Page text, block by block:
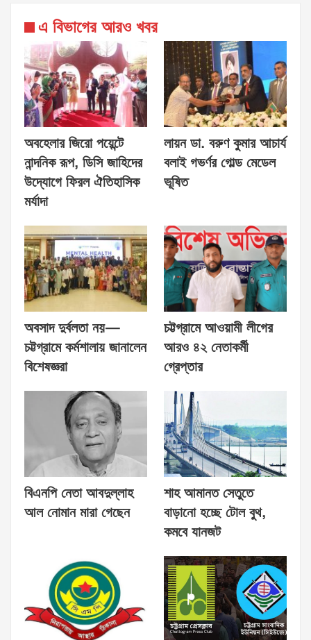
এ বিভাগের আরও খবর
অবহেলার জিরো পয়েন্টে
নান্দনিক রূপ, ডিসি জাহিদের
উদ্যোগে ফিরল ঐতিহাসিক
মর্যাদা
লায়ন ডা. বরুণ কুমার আচার্য
বলাই গভর্ণর গোল্ড মেডেল
ভূষিত
অবসাদ দুর্বলতা নয়—
চট্টগ্রামে কর্মশালায় জানালেন
বিশেষজ্ঞরা
চট্টগ্রামে আওয়ামী লীগের
আরও ৪২ নেতাকর্মী
গ্রেপ্তার
বিএনপি নেতা আবদুল্লাহ
আল নোমান মারা গেছেন
শাহ আমানত সেতুতে
বাড়ানো হচ্ছে টোল বুথ,
কমবে যানজট